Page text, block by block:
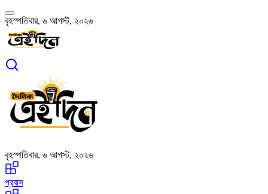
বৃহস্পতিবার, ৬ আগস্ট, ২০২৬
বৃহস্পতিবার, ৬ আগস্ট, ২০২৬
প্রবাস